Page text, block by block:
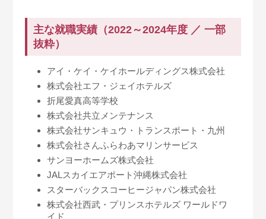
主な就職実績（2022～2024年度 ／ 一部
抜粋）
アイ・ケイ・ケイホールディングス株式会社
株式会社エフ・ジェイホテルズ
折尾愛真高等学校
株式会社共立メンテナンス
株式会社サンキュウ・トランスポート・九州
株式会社さんふらわあマリンサービス
サンヨーホームズ株式会社
JALスカイエアポート沖縄株式会社
スターバックスコーヒージャパン株式会社
株式会社西武・プリンスホテルズ ワールドワ
イド